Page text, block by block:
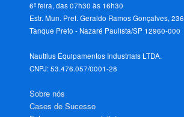
6ª feira, das 07h30 às 16h30
Estr. Mun. Pref. Geraldo Ramos Gonçalves, 236
Tanque Preto - Nazaré Paulista/SP 12960-000
Nautilus Equipamentos Industriais LTDA.
CNPJ: 53.476.057/0001-28
Sobre nós
Cases de Sucesso